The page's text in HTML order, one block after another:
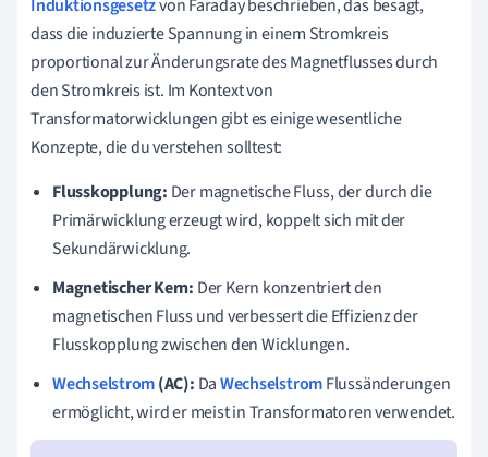
Induktionsgesetzvon Faraday beschrieben, das besagt,
dass die induzierte Spannung in einem Stromkreis
proportional zur Änderungsrate des Magnetflusses durch
den Stromkreis ist. Im Kontext von
Transformatorwicklungen gibt es einige wesentliche
Konzepte, die du verstehen solltest:
Flusskopplung: Der magnetische Fluss, der durch die
Primärwicklung erzeugt wird, koppelt sich mit der
Sekundärwicklung.
Magnetischer Kern: Der Kern konzentriert den
magnetischen Fluss und verbessert die Effizienz der
Flusskopplung zwischen den Wicklungen.
Wechselstrom(AC): DaWechselstromFlussänderungen
ermöglicht, wird er meist in Transformatoren verwendet.